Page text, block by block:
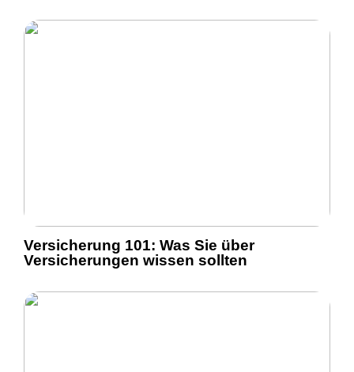
Versicherung 101: Was Sie über
Versicherungen wissen sollten